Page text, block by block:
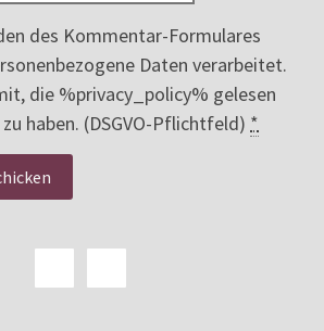
des Kommentar-Formulares
Daten verarbeitet.
die %privacy_policy% gelesen
haben. (DSGVO-Pflichtfeld) *